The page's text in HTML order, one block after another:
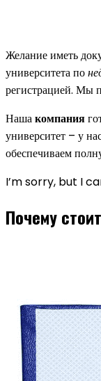
Желание иметь
университета по
регистрацией. Мы
Нашакомпания
университет – у
обеспечиваем
I’m sorry, but I
Почему